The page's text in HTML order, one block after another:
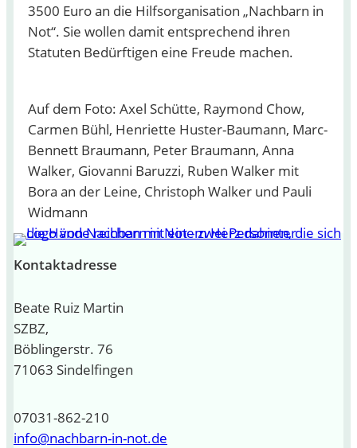
3500 Euro an die Hilfsorganisation „Nachbarn in
Not“. Sie wollen damit entsprechend ihren
Statuten Bedürftigen eine Freude machen.
Auf dem Foto: Axel Schütte, Raymond Chow,
Carmen Bühl, Henriette Huster-Baumann, Marc-
Bennett Braumann, Peter Braumann, Anna
Walker, Giovanni Baruzzi, Ruben Walker mit
Bora an der Leine, Christoph Walker und Pauli
Widmann
Kontaktadresse
Beate Ruiz Martin
SZBZ,
Böblingerstr. 76
71063 Sindelfingen
07031-862-210
info@nachbarn-in-not.de